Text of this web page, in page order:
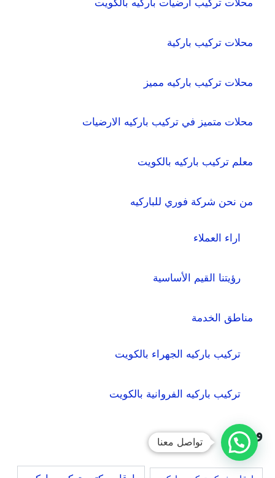
محلات تركيب باركية
محلات تركيب باركيه مميز
محلات متميز في تركيب باركيه الارضيات
معلم تركيب باركيه بالكويت
من نحن شركة فوري للباركيه
اراء العملاء
رؤيتنا القيم الأساسية
مناطق الخدمة
تركيب باركيه الجهراء بالكويت
تركيب باركيه الفروانية بالكويت
وسوم تواصل معنا